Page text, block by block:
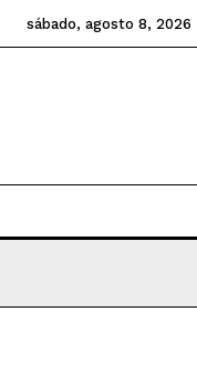
sábado, agosto 8, 2026